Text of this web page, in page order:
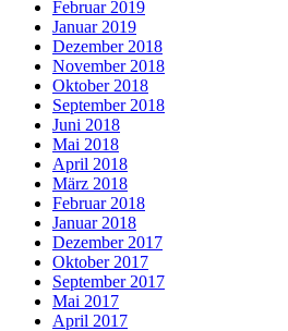
Februar 2019
Januar 2019
Dezember 2018
November 2018
Oktober 2018
September 2018
Juni 2018
Mai 2018
April 2018
März 2018
Februar 2018
Januar 2018
Dezember 2017
Oktober 2017
September 2017
Mai 2017
April 2017